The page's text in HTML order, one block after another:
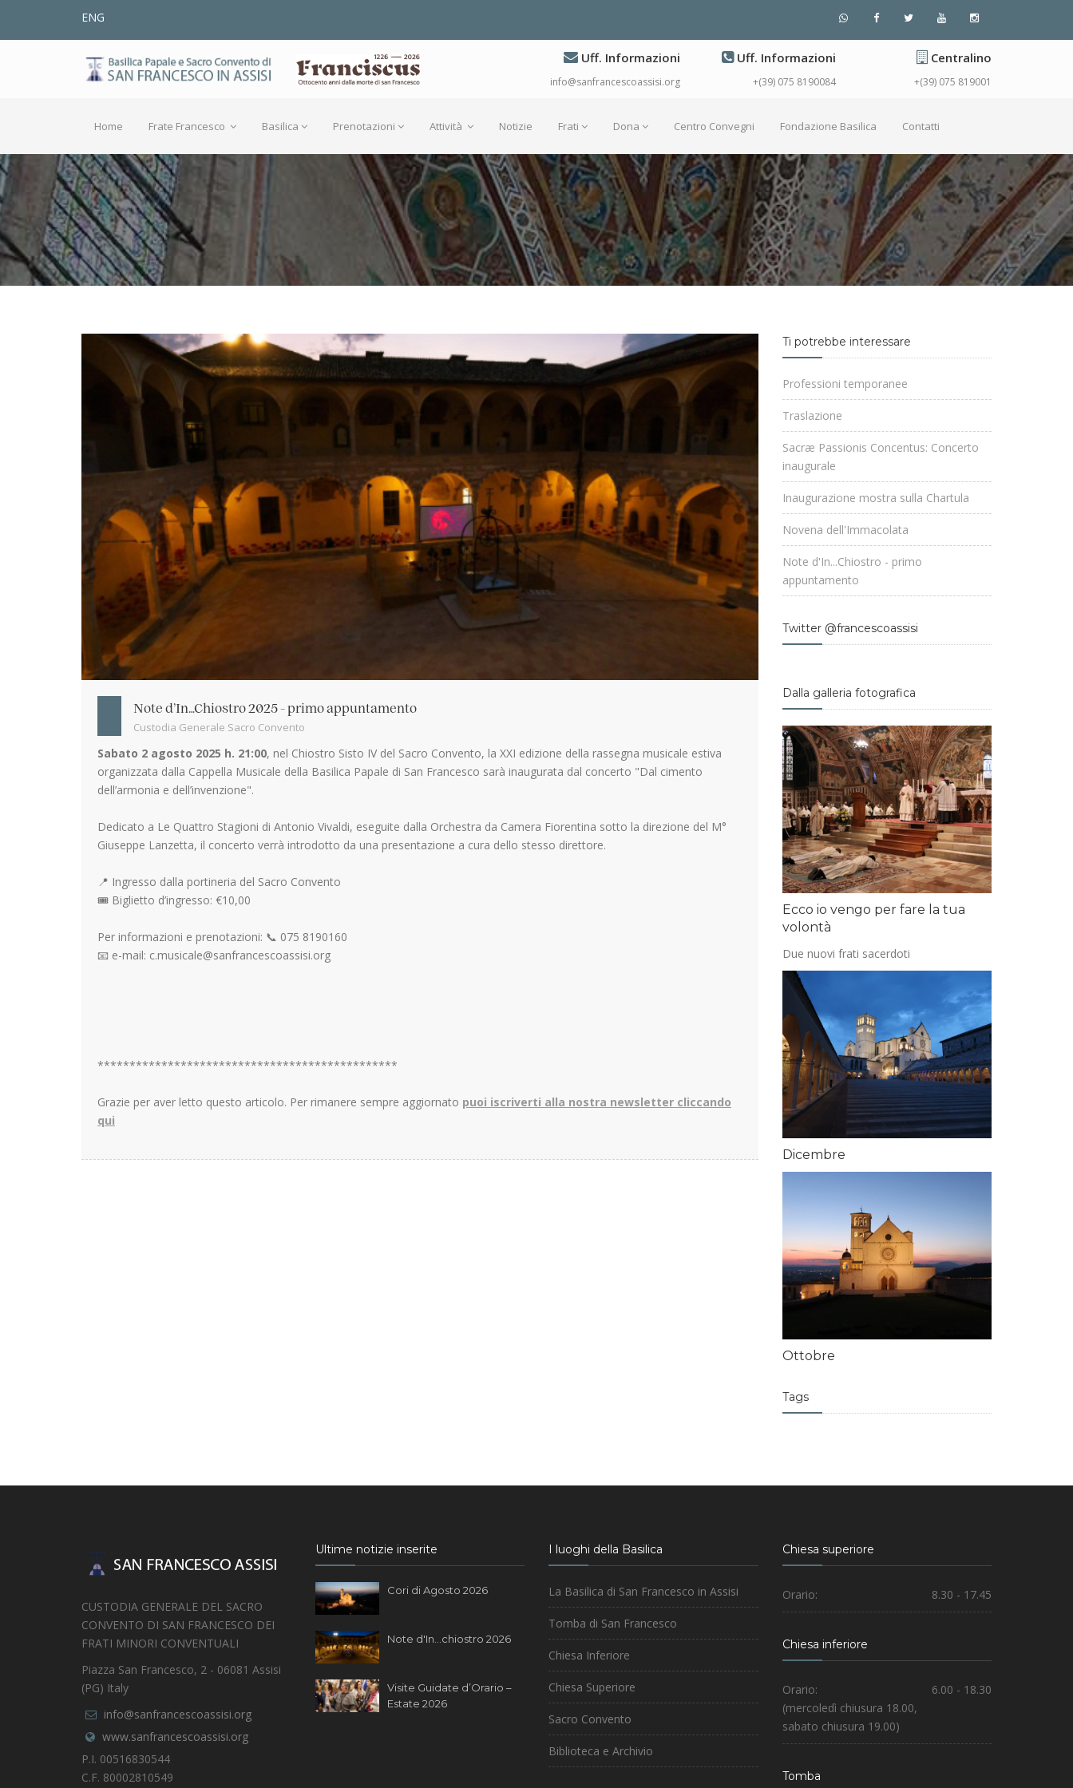
ENG
Uff. Informazioni
info@sanfrancescoassisi.org
Uff. Informazioni
+(39) 075 8190084
Centralino
+(39) 075 819001
Home Frate Francesco Basilica Prenotazioni Attività Notizie Frati Dona Centro Convegni Fondazione Basilica Contatti
Note d’In…Chiostro 2025 - primo appuntamento
Custodia Generale Sacro Convento
Sabato 2 agosto 2025 h. 21:00, nel Chiostro Sisto IV del Sacro Convento, la XXI edizione della rassegna musicale estiva
organizzata dalla Cappella Musicale della Basilica Papale di San Francesco sarà inaugurata dal concerto "Dal cimento
dell’armonia e dell’invenzione".
Dedicato a Le Quattro Stagioni di Antonio Vivaldi, eseguite dalla Orchestra da Camera Fiorentina sotto la direzione del M°
Giuseppe Lanzetta, il concerto verrà introdotto da una presentazione a cura dello stesso direttore.
📍 Ingresso dalla portineria del Sacro Convento
🎟 Biglietto d’ingresso: €10,00
Per informazioni e prenotazioni: 📞 075 8190160
📧 e-mail: c.musicale@sanfrancescoassisi.org
***********************************************
Grazie per aver letto questo articolo. Per rimanere sempre aggiornato puoi iscriverti alla nostra newsletter cliccando
qui
Ti potrebbe interessare
Professioni temporanee
Traslazione
Sacræ Passionis Concentus: Concerto
inaugurale
Inaugurazione mostra sulla Chartula
Novena dell'Immacolata
Note d'In...Chiostro - primo
appuntamento
Twitter @francescoassisi
Dalla galleria fotografica
Ecco io vengo per fare la tua
volontà
Due nuovi frati sacerdoti
Dicembre
Ottobre
Tags
CUSTODIA GENERALE DEL SACRO
CONVENTO DI SAN FRANCESCO DEI
FRATI MINORI CONVENTUALI
Piazza San Francesco, 2 - 06081 Assisi
(PG) Italy
info@sanfrancescoassisi.org
www.sanfrancescoassisi.org
P.I. 00516830544
C.F. 80002810549
Ultime notizie inserite
Cori di Agosto 2026
Note d'In...chiostro 2026
Visite Guidate d’Orario –
Estate 2026
I luoghi della Basilica
La Basilica di San Francesco in Assisi
Tomba di San Francesco
Chiesa Inferiore
Chiesa Superiore
Sacro Convento
Biblioteca e Archivio
Chiesa superiore
Orario: 8.30 - 17.45
Chiesa inferiore
Orario:
6.00 - 18.30
(mercoledì chiusura 18.00,
sabato chiusura 19.00)
Tomba